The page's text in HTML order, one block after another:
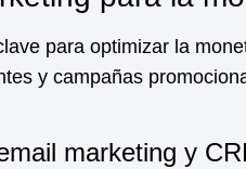
para optimizar la
y campañas
marketing y